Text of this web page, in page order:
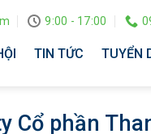
9:00 - 17:00
TIN TỨC TUYỂN
Cổ phần